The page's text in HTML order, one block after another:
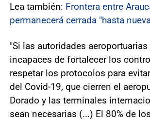
Lea también: Frontera entre
permanecerá cerrada "hasta
"Si las autoridades aeroportuarias
incapaces de fortalecer los
respetar los protocolos para
del Covid-19, que cierren el
Dorado y las terminales
sean necesarias (...) El 80% de